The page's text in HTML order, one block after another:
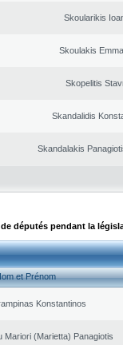
Skoularikis
Skoulakis
Skopelitis
Skandalidis
Skandalakis
députés pendant la
et Prénom
Konstantinos
Mariori (Marietta) Panagiotis